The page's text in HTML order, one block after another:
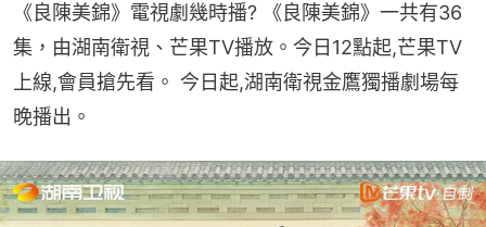
《良陳美錦》電視劇幾時播? 《良陳美錦》一共有36
集，由湖南衛視、芒果TV播放。今日12點起,芒果TV
上線,會員搶先看。 今日起,湖南衛視金鷹獨播劇場每
晚播出。